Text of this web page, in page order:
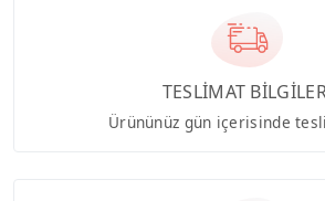
TESLİMAT
Ürününüz gün içerisinde